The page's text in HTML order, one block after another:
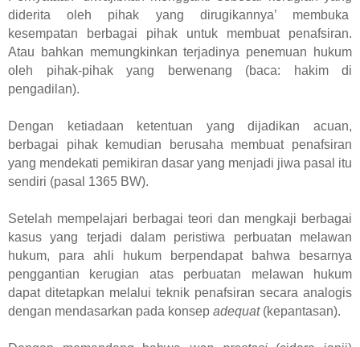
diderita oleh pihak yang dirugikannya’ membuka
kesempatan berbagai pihak untuk membuat penafsiran.
Atau bahkan memungkinkan terjadinya penemuan hukum
oleh pihak-pihak yang berwenang (baca: hakim di
pengadilan).
Dengan ketiadaan ketentuan yang dijadikan acuan,
berbagai pihak kemudian berusaha membuat penafsiran
yang mendekati pemikiran dasar yang menjadi jiwa pasal itu
sendiri (pasal 1365 BW).
Setelah mempelajari berbagai teori dan mengkaji berbagai
kasus yang terjadi dalam peristiwa perbuatan melawan
hukum, para ahli hukum berpendapat bahwa besarnya
penggantian kerugian atas perbuatan melawan hukum
dapat ditetapkan melalui teknik penafsiran secara analogis
dengan mendasarkan pada konsep adequat(kepantasan).